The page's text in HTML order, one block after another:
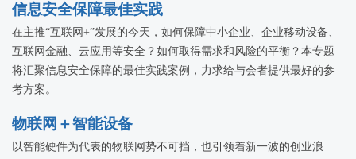
信息安全保障最佳实践
在主推“互联网+”发展的今天，如何保障中小企业、企业移动设备、
互联网金融、云应用等安全？如何取得需求和风险的平衡？本专题
将汇聚信息安全保障的最佳实践案例，力求给与会者提供最好的参
考方案。
物联网＋智能设备
以智能硬件为代表的物联网势不可挡，也引领着新一波的创业浪